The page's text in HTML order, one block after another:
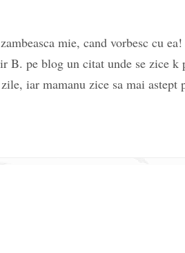
mie, cand vorbesc cu ea!
B. pe blog un citat unde se zice k
iar mamanu zice sa mai astept